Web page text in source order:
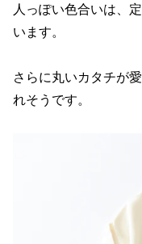
人っぽい色合いは、
います。
さらに丸いカタチが
れそうです。